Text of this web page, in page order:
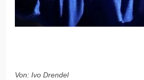
Von: Ivo Drendel